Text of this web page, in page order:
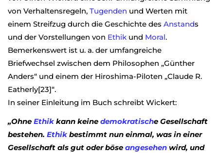
von Verhaltensregeln, Tugenden und Werten mit
einem Streifzug durch die Geschichte des Anstands
und der Vorstellungen von Ethik und Moral.
Bemerkenswert ist u. a. der umfangreiche
Briefwechsel zwischen dem Philosophen „Günther
Anders“ und einem der Hiroshima-Piloten „Claude R.
Eatherly[23]“.
In seiner Einleitung im Buch schreibt Wickert:
„Ohne Ethik kann keine demokratische Gesellschaft
bestehen. Ethik bestimmt nun einmal, was in einer
Gesellschaft als gut oder böse angesehen wird, und